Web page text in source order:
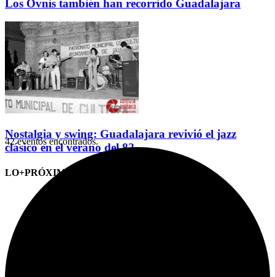
Los Ovnis también han recorrido Guadalajara
Nostalgia y swing: Guadalajara revivió el jazz
clásico en el verano del 82
LO+PRÓXIMO (CITAS)
42 eventos encontrados.